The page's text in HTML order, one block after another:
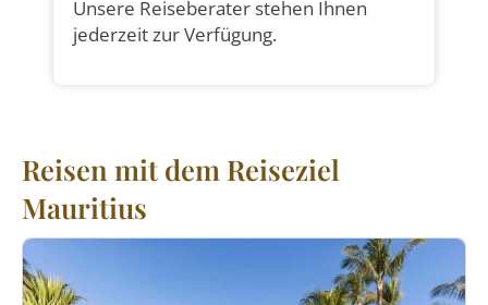
Unsere Reiseberater stehen Ihnen
jederzeit zur Verfügung.
Reisen mit dem Reiseziel
Mauritius